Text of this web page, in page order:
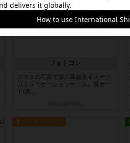
フォトコン
スマホの写真で遊ぶ新感覚イメージ
コミュニケーションゲーム。賞カー
ド(表...
ルール/インスト